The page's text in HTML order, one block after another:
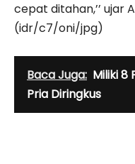
cepat ditahan,’’ ujar
(idr/c7/oni/jpg)
Baca Juga: Miliki 8
Pria Diringkus